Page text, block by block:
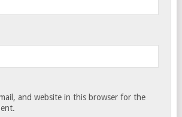
and website in this browser for the